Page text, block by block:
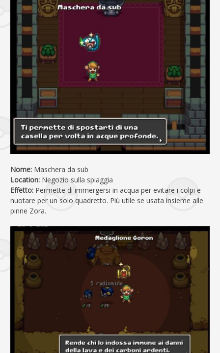
Nome: Maschera da sub
Location: Negozio sulla spiaggia
Effetto: Permette di immergersi in acqua per evitare i colpi e
nuotare per un solo quadretto. Più utile se usata insieme alle
pinne Zora.